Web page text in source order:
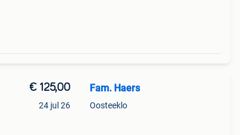
€ 125,00
24 jul 26
Fam. Haers
Oosteeklo